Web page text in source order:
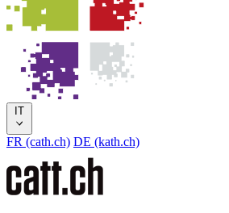
IT
FR (cath.ch) DE (kath.ch)